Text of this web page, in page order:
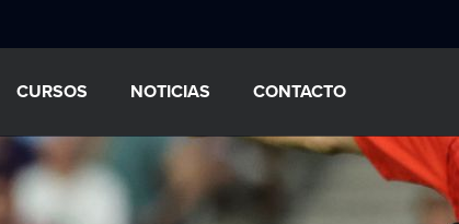
CURSOS NOTICIAS CONTACTO